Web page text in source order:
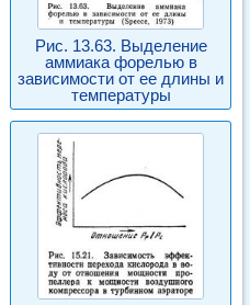
Рис. 13.63. Выделение
аммиака форелью в
зависимости от ее длины и
температуры